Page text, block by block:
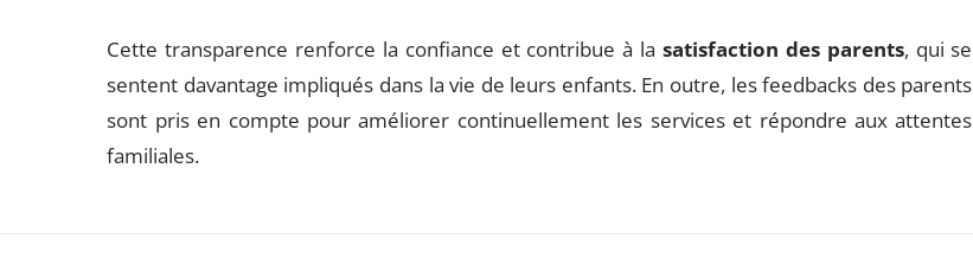
Cette transparence renforce la confiance et contribue à la satisfaction des parents, qui se
sentent davantage impliqués dans la vie de leurs enfants. En outre, les feedbacks des parents
sont pris en compte pour améliorer continuellement les services et répondre aux attentes
familiales.